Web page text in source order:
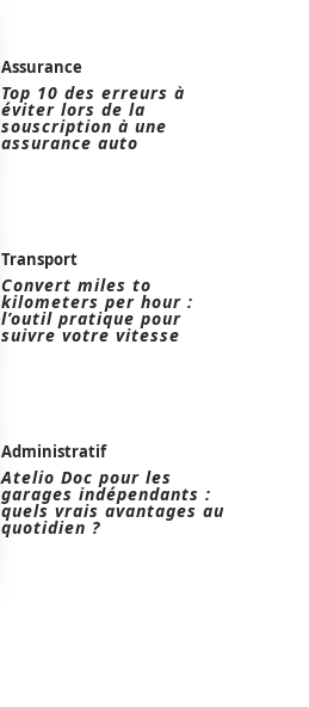
Assurance
Top 10 des erreurs à
éviter lors de la
souscription à une
assurance auto
Transport
Convert miles to
kilometers per hour :
l’outil pratique pour
suivre votre vitesse
Administratif
Atelio Doc pour les
garages indépendants :
quels vrais avantages au
quotidien ?